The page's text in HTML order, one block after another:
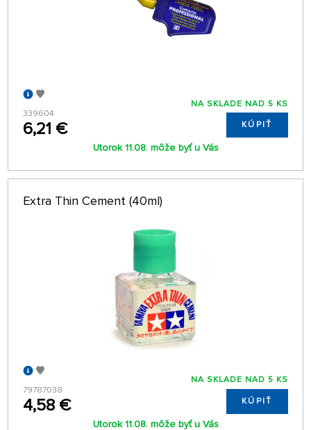
339604
6,21 €
NA SKLADE NAD 5 KS
KÚPIŤ
Utorok 11.08. môže byť u Vás
Extra Thin Cement (40ml)
79787038
4,58 €
NA SKLADE NAD 5 KS
KÚPIŤ
Utorok 11.08. môže byť u Vás